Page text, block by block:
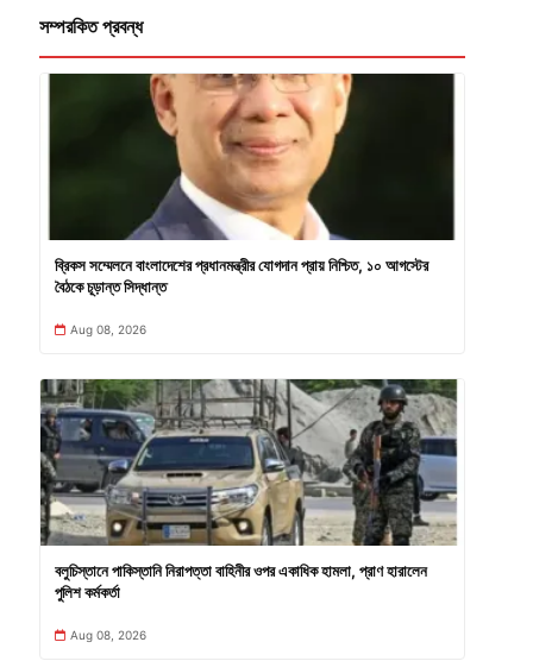
সম্পরকিত প্রবন্ধ
ব্রিকস সম্মেলনে বাংলাদেশের প্রধানমন্ত্রীর যোগদান প্রায় নিশ্চিত, ১০ আগস্টের
বৈঠকে চূড়ান্ত সিদ্ধান্ত
Aug 08, 2026
বলুচিস্তানে পাকিস্তানি নিরাপত্তা বাহিনীর ওপর একাধিক হামলা, প্রাণ হারালেন
পুলিশ কর্মকর্তা
Aug 08, 2026